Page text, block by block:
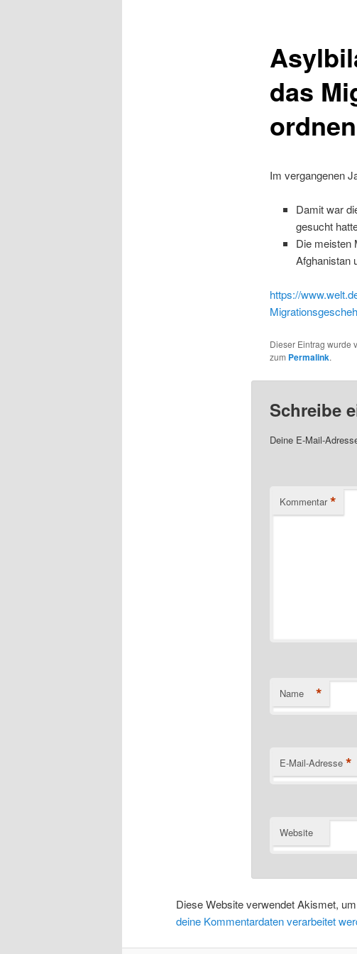
das
Im vergangenen
Damit war
gesucht
Die meisten
Afghanistan
https://
Dieser Eintrag wurde
zum Permalink.
Schreibe
Deine E-Mail-
Kommentar *
Name *
E-Mail-Adresse *
Website
Diese Website verwendet Akismet,
deine Kommentardaten verarbeitet